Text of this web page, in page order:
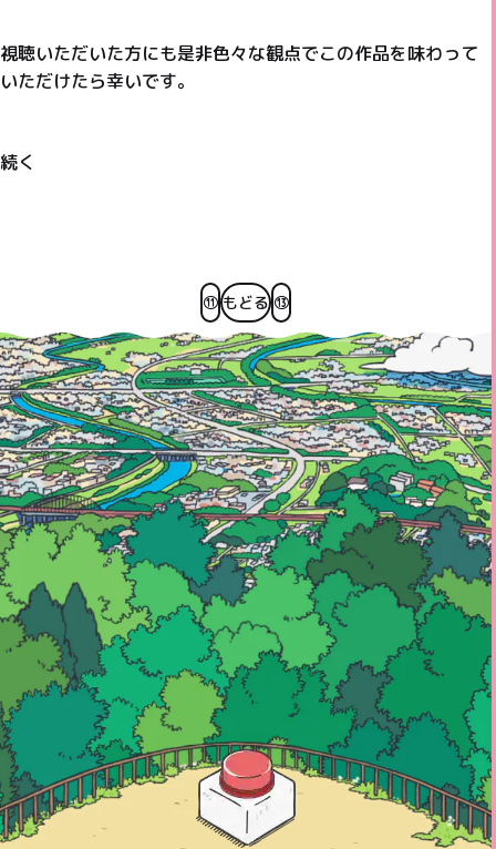
視聴いただいた方にも是非色々な観点でこの作品を味わって
いただけたら幸いです。
続く
⑪ もどる ⑬
ページトップへ